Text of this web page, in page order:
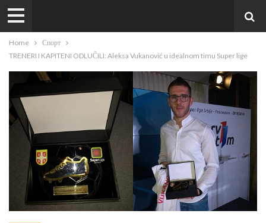
Home
Спорт
TRENERI I KAPITENI ODLUČILI: Aleksa Vukanović u idealnom timu Super lige